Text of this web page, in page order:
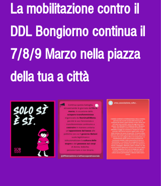
La mobilitazione contro il
DDL Bongiorno continua il
7/8/9 Marzo nella piazza
della tua a città